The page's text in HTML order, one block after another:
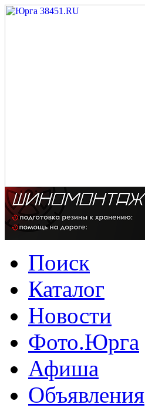
Поиск
Каталог
Новости
Фото.Юрга
Афиша
Объявления